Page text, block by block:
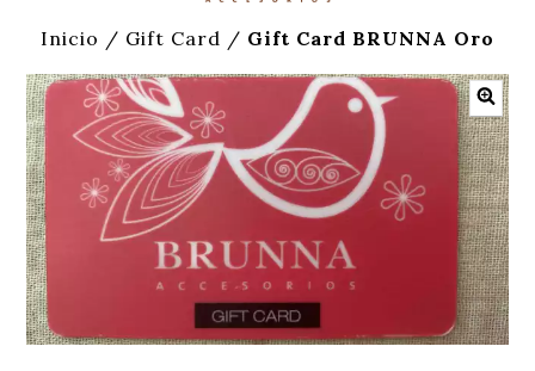
Inicio / Gift Card / Gift Card BRUNNA Oro